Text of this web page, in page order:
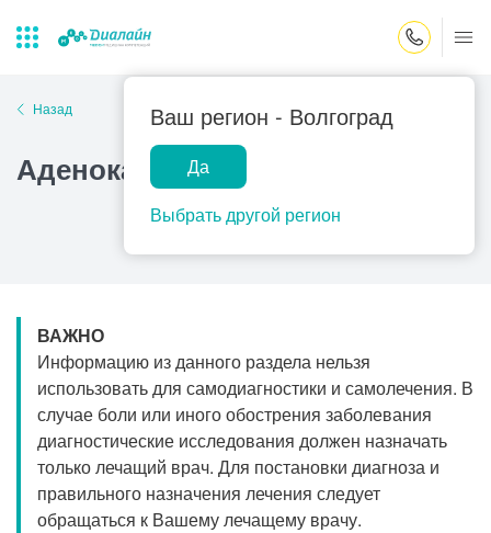
Ваш регион - Волгоград
Да
Выбрать другой регион
Лаборатории
Центр помощи
на дому
Закрыть поиск
Популярные запросы
Прием гинеколога
Прием гастроэнтеролога
Прием офтальмолога
Прием уролога
Прием хирурга
Прием кардиолога
Назад
Аденокарцинома желудка
ВАЖНО
Информацию из данного раздела нельзя
использовать для самодиагностики и самолечения. В
случае боли или иного обострения заболевания
диагностические исследования должен назначать
только лечащий врач. Для постановки диагноза и
правильного назначения лечения следует
обращаться к Вашему лечащему врачу.